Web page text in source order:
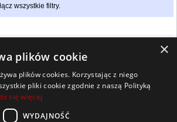
wszystkie filtry.
prawa zastrzeżone
Regulamin
×
plików cookie
plików cookies. Korzystając z niego
pliki cookie zgodnie z naszą Polityką
się więcej
WYDAJNOŚĆ